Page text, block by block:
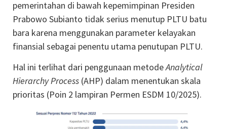
pemerintahan di bawah kepemimpinan Presiden
Prabowo Subianto tidak serius menutup PLTU batu
bara karena menggunakan parameter kelayakan
finansial sebagai penentu utama penutupan PLTU.
Hal ini terlihat dari penggunaan metodeAnalytical
Hierarchy Process (AHP) dalam menentukan skala
prioritas (Poin 2 lampiran Permen ESDM 10/2025).